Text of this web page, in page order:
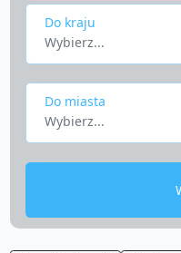
Do kraju
Wybierz...
Do miasta
Wybierz...